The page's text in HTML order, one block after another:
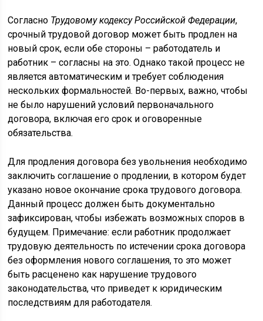
Согласно Трудовому кодексу Российской Федерации,
срочный трудовой договор может быть продлен на
новый срок, если обе стороны – работодатель и
работник – согласны на это. Однако такой процесс не
является автоматическим и требует соблюдения
нескольких формальностей. Во-первых, важно, чтобы
не было нарушений условий первоначального
договора, включая его срок и оговоренные
обязательства.
Для продления договора без увольнения необходимо
заключить соглашение о продлении, в котором будет
указано новое окончание срока трудового договора.
Данный процесс должен быть документально
зафиксирован, чтобы избежать возможных споров в
будущем. Примечание: если работник продолжает
трудовую деятельность по истечении срока договора
без оформления нового соглашения, то это может
быть расценено как нарушение трудового
законодательства, что приведет к юридическим
последствиям для работодателя.